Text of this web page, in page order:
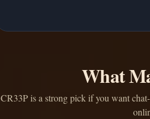
What
CR33P is a strong pick if you want